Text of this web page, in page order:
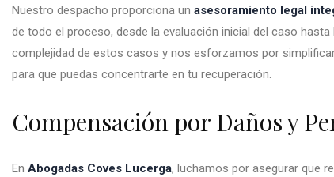
Nuestro despacho proporciona un asesoramiento legal
de todo el proceso, desde la evaluación inicial del caso
complejidad de estos casos y nos esforzamos por
para que puedas concentrarte en tu recuperación.
Compensación por Daños y
En Abogadas Coves Lucerga, luchamos por asegurar que